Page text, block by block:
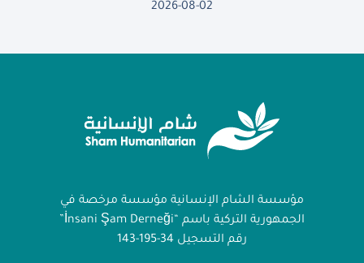
2026-08-02
مؤسسة الشام الإنسانية مؤسسة مرخصة في
الجمهورية التركية باسم “İnsani Şam Derneği”
رقم التسجيل 34-195-143